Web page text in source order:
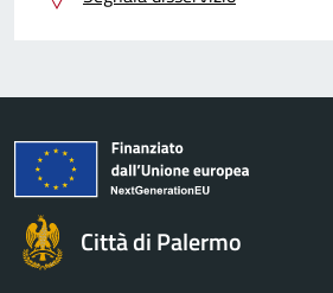
Città di Palermo